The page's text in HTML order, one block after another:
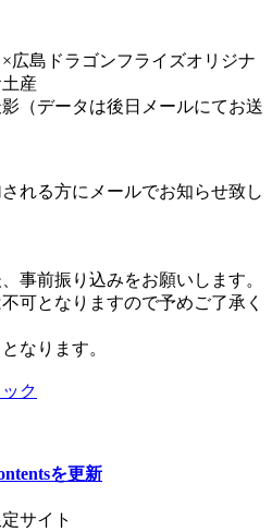
広島ドラゴンフライズオリジナ
産
（データは後日メールにてお送
れる方にメールでお知らせ致し
事前振り込みをお願いします。
可となりますので予めご了承く
なります。
ク
を更新
サイト